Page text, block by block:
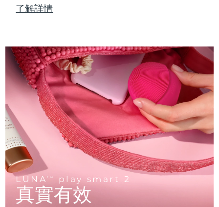
了解詳情
LUNATM play smart 2
真實有效
Travel-friendly IPL hair removal
PEACH™ Cooling Prep Gel
Cooling IPL hair removal gel
Firming body serum
ESPADA™ 2
Acne treatment device
ESPADA™ Blemish Solution
Concentrated acne gel
ESPADA™ 設備
All acne treatment devices
IRIS™ 2
Rejuvenating eye massager
眼部護膚
Advanced eye care treatment
眼部護理設備
All revitalizing eye massagers
KIWI™ derma
Diamond microdermabrasion .
KIWI™
Blackhead remover
KIWI™ 皮肤护理
Advanced pore care essentials
LUNA™ 4 hair
2-in-1 LED scalp massager
FLIP™ play advanced
LED light hairbrush
LUNA™ Dual-Peptide Scalp
For healthy hair
牙齒美白
NEW
issa™ Teeth Whitening Set
Dual LED + sonic device & 18% PAP gel
issa™ Teeth Whitening Gel
18% PAP
更多的
護膚品 男士
希臘
匈牙利 預計送達日期 08/08/2026
冰島 預計送達日期09/08/2026
預計送達日期 06/08/2026
愛爾蘭 預計送達日期 08/08/2026
曼島
以色列 預計送達日期12/08/2026
義大利